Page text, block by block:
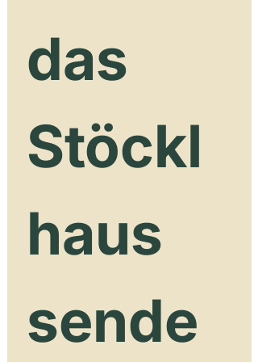
das
Stöckl
haus
sende